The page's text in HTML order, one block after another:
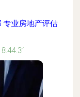
专业房地产评估